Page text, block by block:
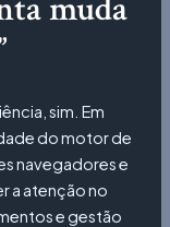
muda
sim. Em
do motor de
navegadores e
a atenção no
e gestão